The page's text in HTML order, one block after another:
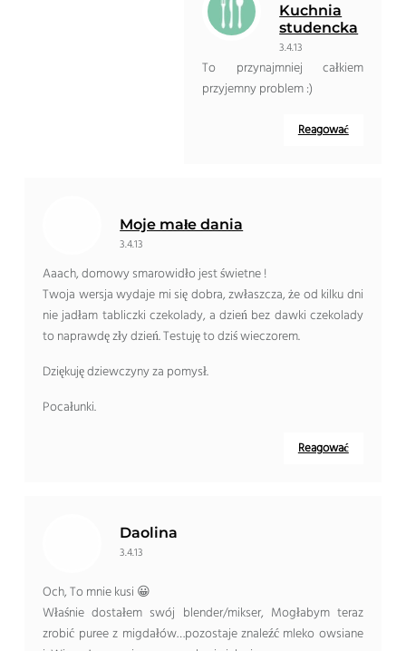
Kuchnia
studencka
3.4.13
To przynajmniej całkiem
przyjemny problem :)
Reagować
Moje małe dania
3.4.13
Aaach, domowy smarowidło jest świetne !
Twoja wersja wydaje mi się dobra, zwłaszcza, że ​​od kilku dni
nie jadłam tabliczki czekolady, a dzień bez dawki czekolady
to naprawdę zły dzień. Testuję to dziś wieczorem.
Dziękuję dziewczyny za pomysł.
Pocałunki.
Reagować
Daolina
3.4.13
Och, To mnie kusi 😀
Właśnie dostałem swój blender/mikser, Mogłabym teraz
zrobić puree z migdałów…pozostaje znaleźć mleko owsiane